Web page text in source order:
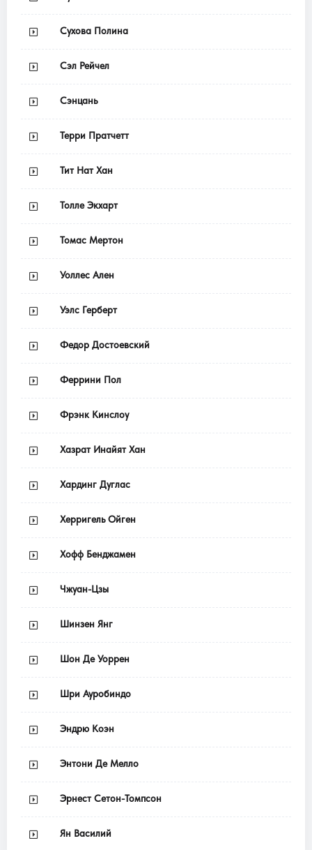
Сухова Полина
Сэл Рейчел
Сэнцань
Терри Пратчетт
Тит Нат Хан
Толле Экхарт
Томас Мертон
Уоллес Ален
Уэлс Герберт
Федор Достоевский
Феррини Пол
Фрэнк Кинслоу
Хазрат Инайят Хан
Хардинг Дуглас
Херригель Ойген
Хофф Бенджамен
Чжуан-Цзы
Шинзен Янг
Шон Де Уоррен
Шри Ауробиндо
Эндрю Коэн
Энтони Де Мелло
Эрнест Сетон-Томпсон
Ян Василий